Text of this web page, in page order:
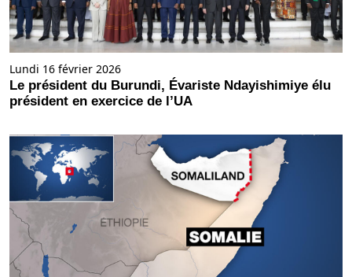
Lundi 16 février 2026
Le président du Burundi, Évariste Ndayishimiye élu
président en exercice de l’UA